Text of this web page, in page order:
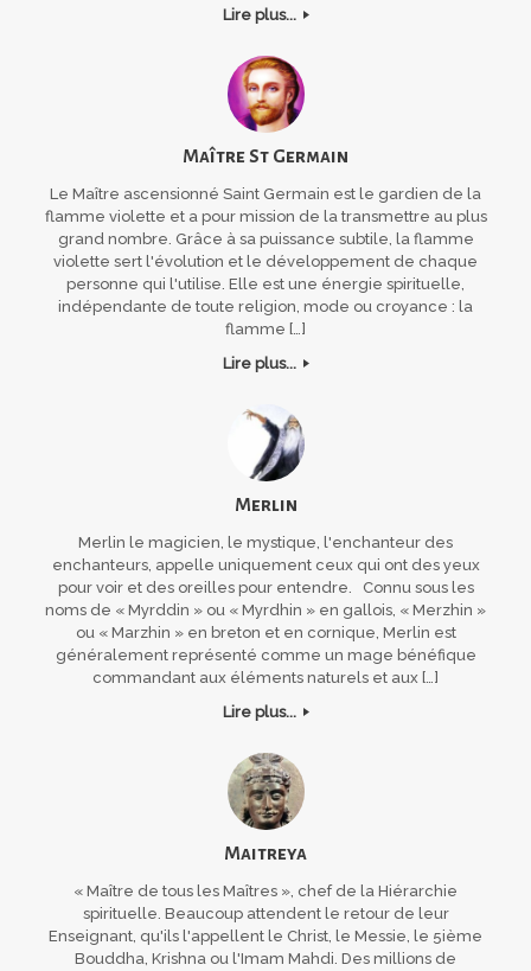
Lire plus...
Maître St Germain
Le Maître ascensionné Saint Germain est le gardien de la
flamme violette et a pour mission de la transmettre au plus
grand nombre. Grâce à sa puissance subtile, la flamme
violette sert l'évolution et le développement de chaque
personne qui l'utilise. Elle est une énergie spirituelle,
indépendante de toute religion, mode ou croyance : la
flamme […]
Lire plus...
Merlin
Merlin le magicien, le mystique, l'enchanteur des
enchanteurs, appelle uniquement ceux qui ont des yeux
pour voir et des oreilles pour entendre. Connu sous les
noms de « Myrddin » ou « Myrdhin » en gallois, « Merzhin »
ou « Marzhin » en breton et en cornique, Merlin est
généralement représenté comme un mage bénéfique
commandant aux éléments naturels et aux […]
Lire plus...
Maitreya
« Maître de tous les Maîtres », chef de la Hiérarchie
spirituelle. Beaucoup attendent le retour de leur
Enseignant, qu'ils l'appellent le Christ, le Messie, le 5ième
Bouddha, Krishna ou l'Imam Mahdi. Des millions de